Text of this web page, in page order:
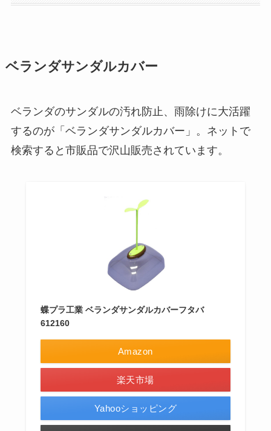
ベランダサンダルカバー
ベランダのサンダルの汚れ防止、雨除けに大活躍
するのが「ベランダサンダルカバー」。ネットで
検索すると市販品で沢山販売されています。
蝶プラ工業 ベランダサンダルカバーフタバ
612160
Amazon
楽天市場
Yahooショッピング